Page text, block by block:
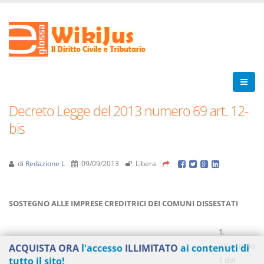
Decreto Legge del 2013 numero 69 art. 12-
bis
di Redazione L 09/09/2013 Libera
SOSTEGNO ALLE IMPRESE CREDITRICI DEI COMUNI DISSESTATI
1.
All'articolo
1 del
ACQUISTA ORA l'accesso ILLIMITATO ai contenuti di
tutto il sito!